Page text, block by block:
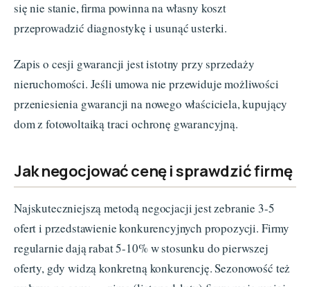
się nie stanie, firma powinna na własny koszt
przeprowadzić diagnostykę i usunąć usterki.
Zapis o cesji gwarancji jest istotny przy sprzedaży
nieruchomości. Jeśli umowa nie przewiduje możliwości
przeniesienia gwarancji na nowego właściciela, kupujący
dom z fotowoltaiką traci ochronę gwarancyjną.
Jak negocjować cenę i sprawdzić firmę
Najskuteczniejszą metodą negocjacji jest zebranie 3-5
ofert i przedstawienie konkurencyjnych propozycji. Firmy
regularnie dają rabat 5-10% w stosunku do pierwszej
oferty, gdy widzą konkretną konkurencję. Sezonowość też